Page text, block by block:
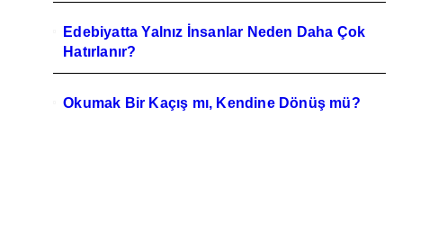
Edebiyatta Yalnız İnsanlar Neden Daha Çok
Hatırlanır?
Okumak Bir Kaçış mı, Kendine Dönüş mü?